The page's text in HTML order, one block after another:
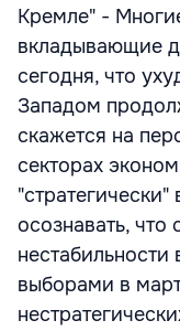
Кремле" -
вкладывающие
сегодня, что
Западом
скажется на
секторах
осознавать, что
нестабильности
выборами в